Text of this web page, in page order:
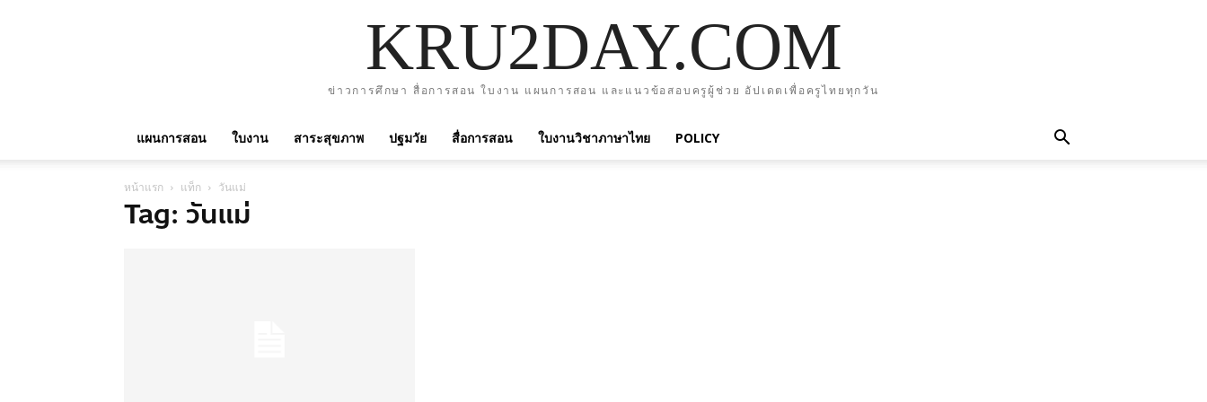
KRU2DAY.COM
ข่าวการศึกษา สื่อการสอน ใบงาน แผนการสอน และแนวข้อสอบครูผู้ช่วย อัปเดตเพื่อครูไทยทุกวัน
แผนการสอน ใบงาน สาระสุขภาพ ปฐมวัย สื่อการสอน ใบงานวิชาภาษาไทย POLICY
หน้าแรก แท็ก วันแม่
Tag: วันแม่